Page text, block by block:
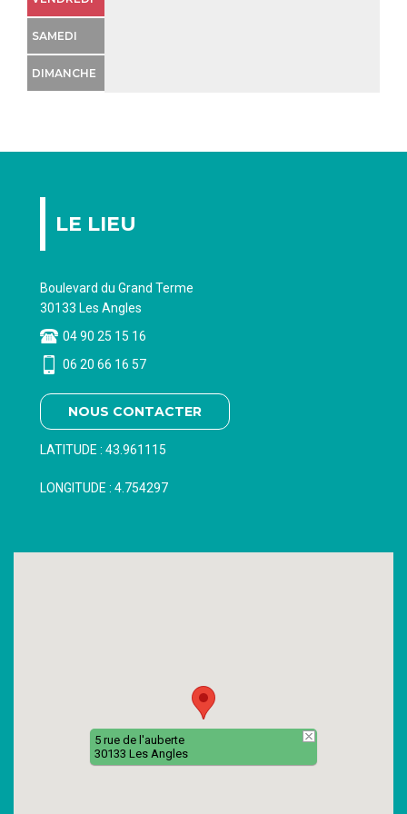
SAMEDI
DIMANCHE
LE LIEU
Boulevard du Grand Terme
30133 Les Angles
04 90 25 15 16
06 20 66 16 57
NOUS CONTACTER
LATITUDE : 43.961115
LONGITUDE : 4.754297
5 rue de l'auberte
30133 Les Angles